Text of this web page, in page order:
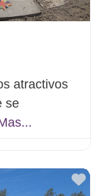
atractivos
se